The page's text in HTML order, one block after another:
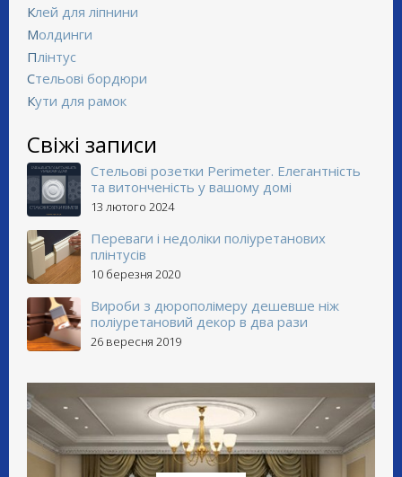
Клей для ліпнини
Молдинги
Плінтус
Стельові бордюри
Кути для рамок
Свіжі записи
Стельові розетки Perimeter. Елегантність
та витонченість у вашому домі
13 лютого 2024
Переваги і недоліки поліуретанових
плінтусів
10 березня 2020
Вироби з дюрополімеру дешевше ніж
поліуретановий декор в два рази
26 вересня 2019